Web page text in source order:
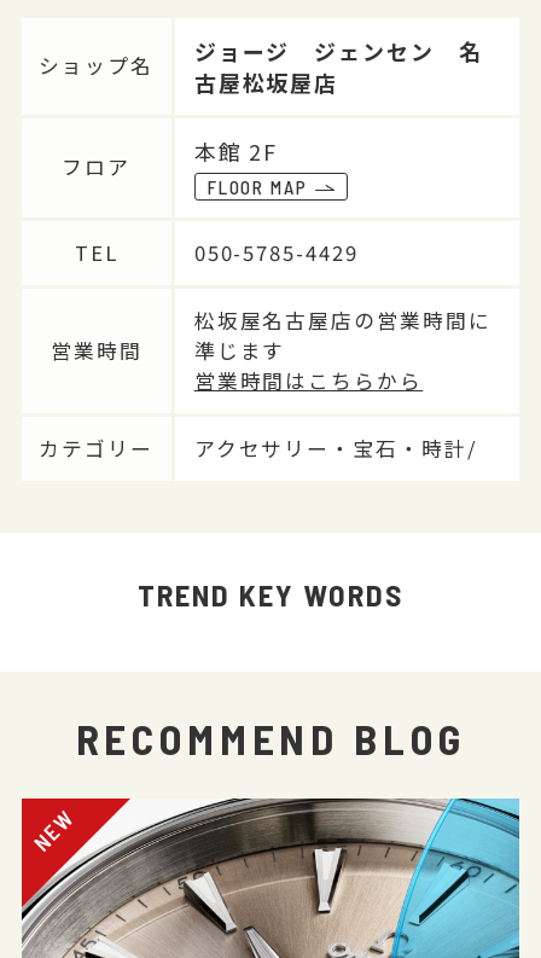
ショップ名
ジョージ ジェンセン 名
古屋松坂屋店
フロア
本館 2F
FLOOR MAP
TEL 050-5785-4429
営業時間
松坂屋名古屋店の営業時間に
準じます
営業時間はこちらから
カテゴリー アクセサリー・宝石・時計/
TREND KEY WORDS
RECOMMEND BLOG